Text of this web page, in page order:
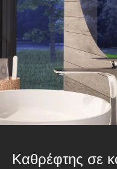
Καθρέφτης σε